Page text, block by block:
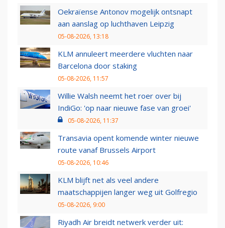
Oekraïense Antonov mogelijk ontsnapt
aan aanslag op luchthaven Leipzig
05-08-2026, 13:18
KLM annuleert meerdere vluchten naar
Barcelona door staking
05-08-2026, 11:57
Willie Walsh neemt het roer over bij
IndiGo: 'op naar nieuwe fase van groei'
05-08-2026, 11:37
Transavia opent komende winter nieuwe
route vanaf Brussels Airport
05-08-2026, 10:46
KLM blijft net als veel andere
maatschappijen langer weg uit Golfregio
05-08-2026, 9:00
Riyadh Air breidt netwerk verder uit: